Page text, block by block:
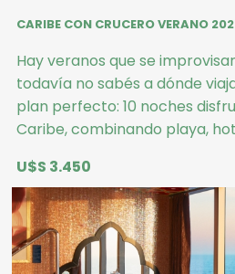
CARIBE CON CRUCERO VERANO
Hay veranos que se
todavía no sabés a dónde
plan perfecto: 10 noches
Caribe, combinando playa,
U$S 3.450